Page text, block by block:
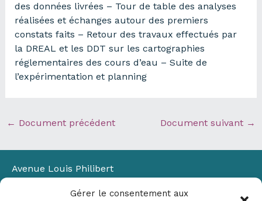
Gérer le consentement aux
des données livrées – Tour de table des analyses
réalisées et échanges autour des premiers
constats faits – Retour des travaux effectués par
la DREAL et les DDT sur les cartographies
réglementaires des cours d’eau – Suite de
l’expérimentation et planning
← Document précédent Document suivant →
Avenue Louis Philibert
Bâtiment Laennec